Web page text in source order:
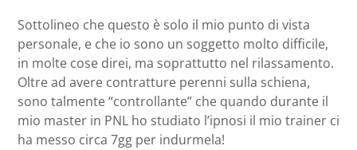
Sottolineo che questo è solo il mio punto di vista
personale, e che io sono un soggetto molto difficile,
in molte cose direi, ma soprattutto nel rilassamento.
Oltre ad avere contratture perenni sulla schiena,
sono talmente “controllante” che quando durante il
mio master in PNL ho studiato l’ipnosi il mio trainer ci
ha messo circa 7gg per indurmela!